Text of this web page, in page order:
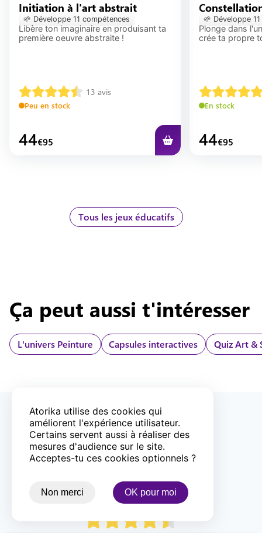
Atorika utilise des cookies qui
améliorent l'expérience utilisateur.
Certains servent aussi à réaliser des
mesures d'audience sur le site.
Acceptes-tu ces cookies optionnels ?
Non merci OK pour moi
Initiation à l'art abstrait
🌱 Développe 11 compétences
Libère ton imaginaire en produisant ta
première oeuvre abstraite !
13 avis
Peu en stock
44€95
🌱 Développe 11
Plonge dans
crée ta propre
En stock
44€95
Tous les jeux éducatifs
Ça peut aussi t'intéresser
L'univers Peinture Capsules interactives Quiz Art &
ENTREPRISE FRANÇAISE
LIVRAISON OFFERTE DÈS90€
PAIEMENT 100% SÉCURISÉ